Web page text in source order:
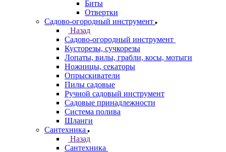
Биты
Отвертки
Садово-огородный инструмент
Назад
Садово-огородный инструмент
Кусторезы, сучкорезы
Лопаты, вилы, грабли, косы, мотыги
Ножницы, секаторы
Опрыскиватели
Пилы садовые
Ручной садовый инструмент
Садовые принадлежности
Система полива
Шланги
Сантехника
Назад
Сантехника